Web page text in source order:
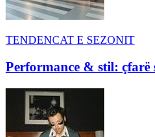
TENDENCAT E SEZONIT
Performance & stil: çfarë